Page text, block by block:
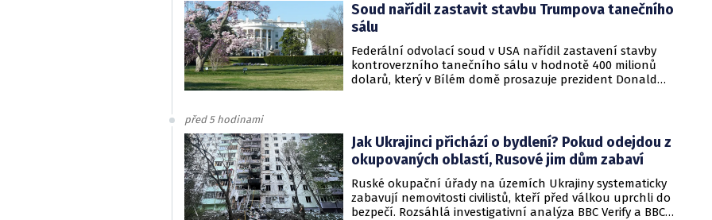
Soud nařídil zastavit stavbu Trumpova tanečního
sálu
Federální odvolací soud v USA nařídil zastavení stavby
kontroverzního tanečního sálu v hodnotě 400 milionů
dolarů, který v Bílém domě prosazuje prezident Donald
před 5 hodinami
Jak Ukrajinci přichází o bydlení? Pokud odejdou z
okupovaných oblastí, Rusové jim dům zabaví
Ruské okupační úřady na územích Ukrajiny systematicky
zabavují nemovitosti civilistů, kteří před válkou uprchli do
bezpečí. Rozsáhlá investigativní analýza BBC Verify a BBC